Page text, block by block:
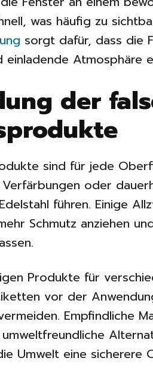
was häufig zu
sorgt dafür, dass die
einladende Atmosphäre
der
sind für jede
oder
führen. Einige
Schmutz anziehen
Produkte für
vor der
Empfindliche
Umwelt eine sicherere